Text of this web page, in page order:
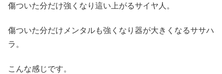
傷ついた分だけ強くなり這い上がるサイヤ人。
傷ついた分だけメンタルも強くなり器が大きくなるササハ
ラ。
こんな感じです。